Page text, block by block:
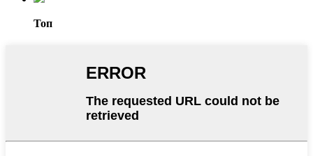
Топ